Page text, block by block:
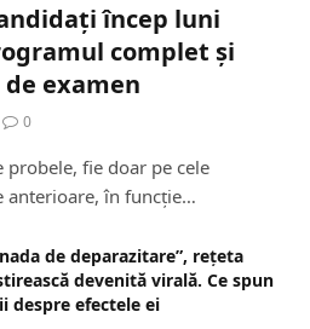
încep luni
complet și
examen
0
fie doar pe cele
anterioare, în funcție…
de deparazitare”, rețeta
devenită virală. Ce spun
despre efectele ei